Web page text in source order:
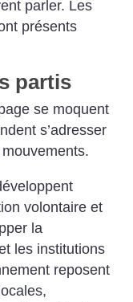
parler. Les
présents
partis
se moquent
s’adresser
volontaire et
la
les institutions
reposent